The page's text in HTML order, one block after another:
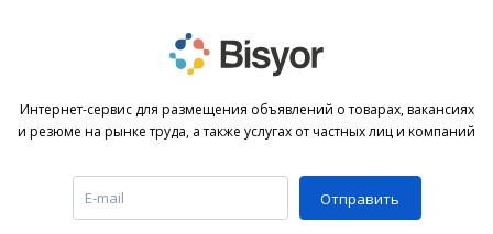
Интернет-сервис для размещения объявлений о товарах, вакансиях
и резюме на рынке труда, а также услугах от частных лиц и компаний
Отправить